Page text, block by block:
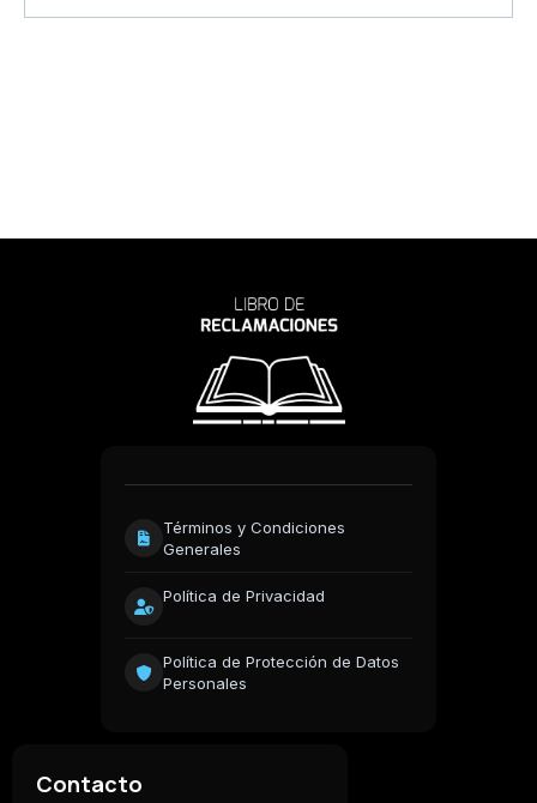
Términos y Condiciones
Generales
Política de Privacidad
Política de Protección de Datos
Personales
Contacto